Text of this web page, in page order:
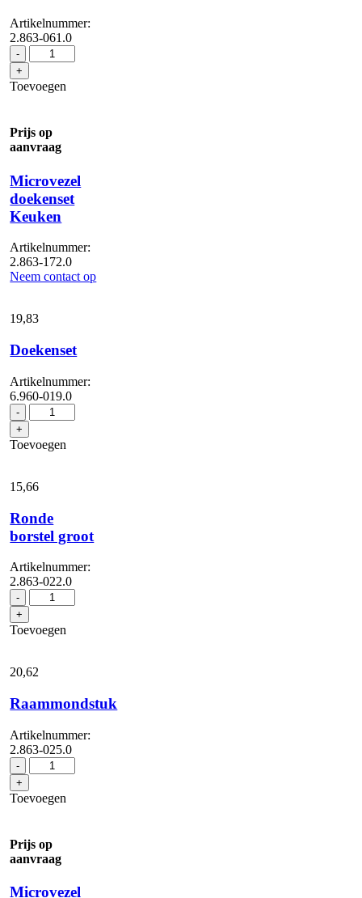
Artikelnummer:
2.863-061.0
-
ronde
borstels
met
borstelhaar
aantal
+
Toevoegen
Prijs op
aanvraag
Microvezel
doekenset
Keuken
Artikelnummer:
2.863-172.0
Neem contact op
19,83
Doekenset
Artikelnummer:
6.960-019.0
-
Doekenset
aantal
+
Toevoegen
15,66
Ronde
borstel groot
Artikelnummer:
2.863-022.0
-
Ronde
borstel
groot
aantal
+
Toevoegen
20,62
Raammondstuk
Artikelnummer:
2.863-025.0
-
Raammondstuk
aantal
+
Toevoegen
Prijs op
aanvraag
Microvezel